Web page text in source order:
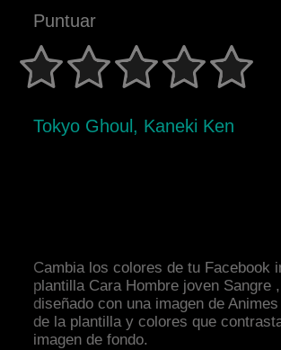
Puntuar
Tokyo Ghoul, Kaneki Ken
Cambia los colores de tu Facebook
plantilla Cara Hombre joven Sangre
diseñado con una imagen de
de la plantilla y colores que
imagen de fondo.